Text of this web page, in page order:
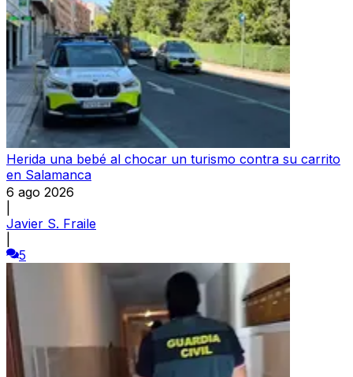
Herida una bebé al chocar un turismo contra su carrito
en Salamanca
6 ago 2026
Javier S. Fraile
5